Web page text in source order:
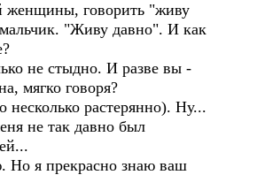
женщины, говорить "живу
"Живу давно". И как
не стыдно. И разве вы -
мягко говоря?
растерянно). Ну...
не так давно был
Но я прекрасно знаю ваш